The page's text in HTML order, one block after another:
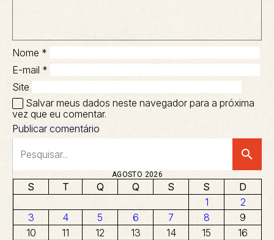
Nome *
E-mail *
Site
Salvar meus dados neste navegador para a próxima
vez que eu comentar.
search
AGOSTO 2026
S T Q Q S S
D
1
2
3
4 5 6 7 8
9
10
11 12 13 14 15
16